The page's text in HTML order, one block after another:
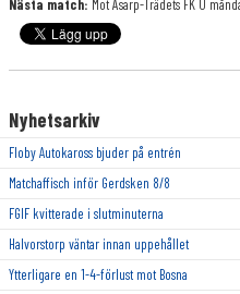
Nästa match: Mot Åsarp-Trädets FK U
Nyhetsarkiv
Floby Autokaross bjuder på entrén
Matchaffisch inför Gerdsken 8/8
FGIF kvitterade i slutminuterna
Halvorstorp väntar innan uppehållet
Ytterligare en 1-4-förlust mot Bosna